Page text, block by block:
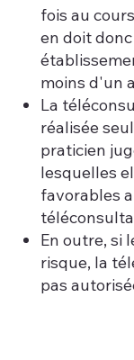
fois au
en doit
moins d'un
La
réalisée
praticien
lesquelles
favorables
En outre, si
risque, la
pas